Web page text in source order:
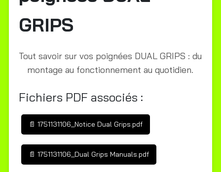
GRIPS
Tout savoir sur vos poignées DUAL GRIPS : du
montage au fonctionnement au quotidien.
Fichiers PDF associés :
📄 1751131106_Notice Dual Grips.pdf
📄 1751131106_Dual Grips Manuals.pdf